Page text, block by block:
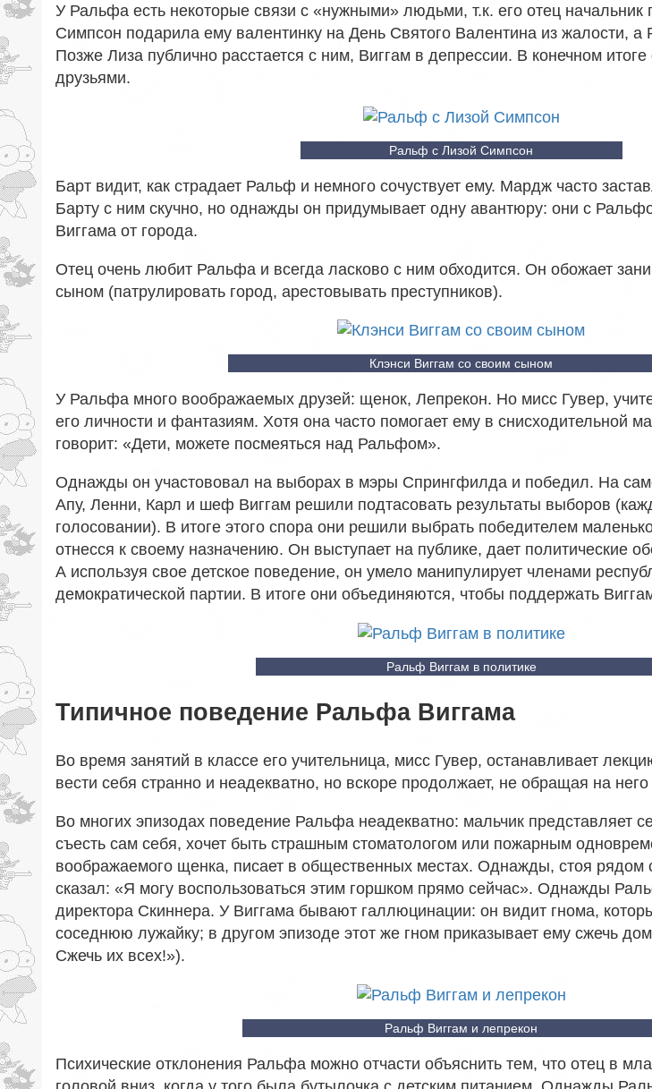
У Ральфа есть некоторые связи с «нужными» людьми, т.к. его отец
Симпсон подарила ему валентинку на День Святого Валентина из жалости,
Позже Лиза публично расстается с ним, Виггам в депрессии. В конечном
друзьями.
Ральф с Лизой Симпсон
Барт видит, как страдает Ральф и немного сочуствует ему. Мардж часто
Барту с ним скучно, но однажды он придумывает одну авантюру: они с
Виггама от города.
Отец очень любит Ральфа и всегда ласково с ним обходится. Он обожает
сыном (патрулировать город, арестовывать преступников).
Клэнси Виггам со своим сыном
У Ральфа много воображаемых друзей: щенок, Лепрекон. Но мисс Гувер,
его личности и фантазиям. Хотя она часто помогает ему в снисходительной
говорит: «Дети, можете посмеяться над Ральфом».
Однажды он участововал на выборах в мэры Спрингфилда и победил. На
Апу, Ленни, Карл и шеф Виггам решили подтасовать результаты выборов
голосовании). В итоге этого спора они решили выбрать победителем
отнесся к своему назначению. Он выступает на публике, дает политические
А используя свое детское поведение, он умело манипулирует членами
демократической партии. В итоге они объединяются, чтобы поддержать
Ральф Виггам в политике
Типичное поведение Ральфа Виггама
Во время занятий в классе его учительница, мисс Гувер, останавливает
вести себя странно и неадекватно, но вскоре продолжает, не обращая на
Во многих эпизодах поведение Ральфа неадекватно: мальчик представляет
съесть сам себя, хочет быть страшным стоматологом или пожарным
воображаемого щенка, писает в общественных местах. Однажды, стоя рядом
сказал: «Я могу воспользоваться этим горшком прямо сейчас». Однажды
директора Скиннера. У Виггама бывают галлюцинации: он видит гнома,
соседнюю лужайку; в другом эпизоде этот же гном приказывает ему сжечь
Сжечь их всех!»).
Ральф Виггам и лепрекон
Психические отклонения Ральфа можно отчасти объяснить тем, что отец в